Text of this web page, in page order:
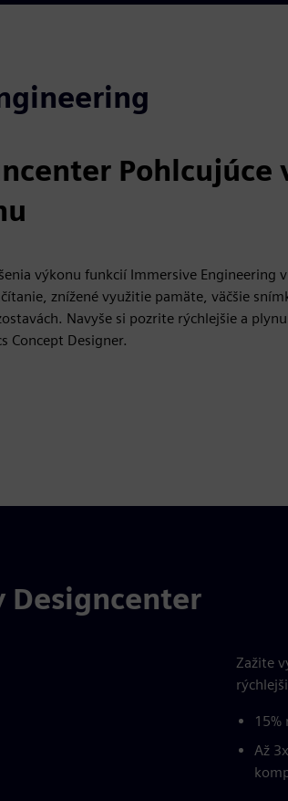
Pohlcujúce
výkonu funkcií Immersive Engineering
znížené využitie pamäte, väčšie
Navyše si pozrite rýchlejšie a
Concept Designer.
Designcenter
Zažite
15%
Až